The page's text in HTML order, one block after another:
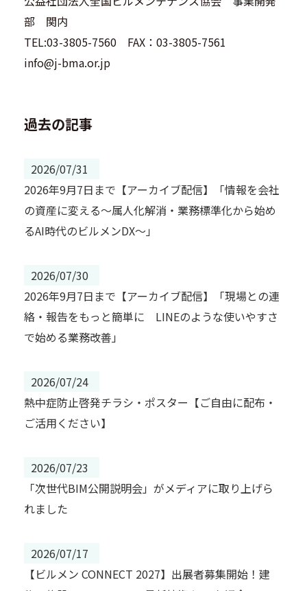
部 関内
TEL:03-3805-7560 FAX：03-3805-7561
info@j-bma.or.jp
過去の記事
2026/07/31
2026年9月7日まで【アーカイブ配信】「情報を会社
の資産に変える～属人化解消・業務標準化から始め
るAI時代のビルメンDX～」
2026/07/30
2026年9月7日まで【アーカイブ配信】「現場との連
絡・報告をもっと簡単に LINEのような使いやすさ
で始める業務改善」
2026/07/24
熱中症防止啓発チラシ・ポスター【ご自由に配布・
ご活用ください】
2026/07/23
「次世代BIM公開説明会」がメディアに取り上げら
れました
2026/07/17
【ビルメン CONNECT 2027】出展者募集開始！建